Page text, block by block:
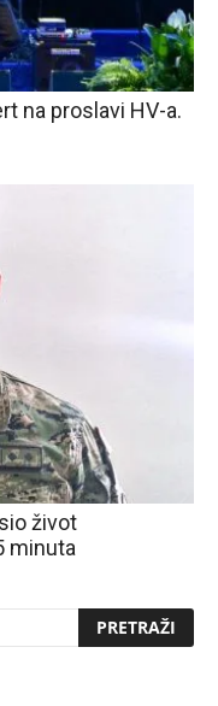
na proslavi HV-a.
život
minuta